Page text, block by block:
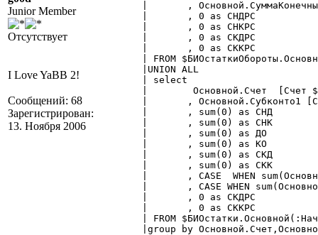
Junior Member
Отсутствует
I Love YaBB 2!
Сообщений: 68
Зарегистрирован:
13. Ноября 2006